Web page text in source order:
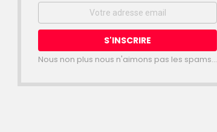
Email
Nous non plus nous n'aimons pas les spams...